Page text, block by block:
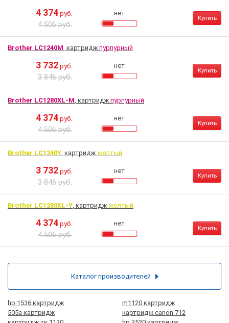
4 374 руб.
4 506 руб.
нет
Купить
Brother LC1240M, картридж пурпурный
3 732 руб.
3 846 руб.
нет
Купить
Brother LC1280XL-M, картридж пурпурный
4 374 руб.
4 506 руб.
нет
Купить
Brother LC1240Y, картридж желтый
3 732 руб.
3 846 руб.
нет
Купить
Brother LC1280XL-Y, картридж желтый
4 374 руб.
4 506 руб.
нет
Купить
hp 1536 картридж
m1120 картридж
505а картридж
картридж canon 712